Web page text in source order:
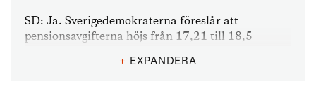
SD: Ja. Sverigedemokraterna föreslår att
pensionsavgifterna höjs från 17,21 till 18,5
allmänna pensionsavgiften och skattereduktionen
+ EXPANDERA